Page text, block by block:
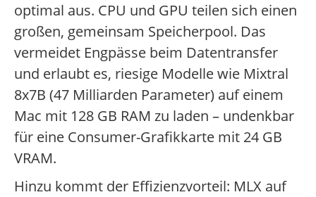
optimal aus. CPU und GPU teilen sich einen
großen, gemeinsam Speicherpool. Das
vermeidet Engpässe beim Datentransfer
und erlaubt es, riesige Modelle wie Mixtral
8x7B (47 Milliarden Parameter) auf einem
Mac mit 128 GB RAM zu laden – undenkbar
für eine Consumer-Grafikkarte mit 24 GB
VRAM.
Hinzu kommt der Effizienzvorteil: MLX auf